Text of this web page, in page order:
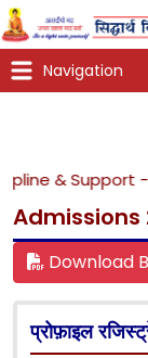
Helpline &
Admissions
Download
प्रोफ़ाइल